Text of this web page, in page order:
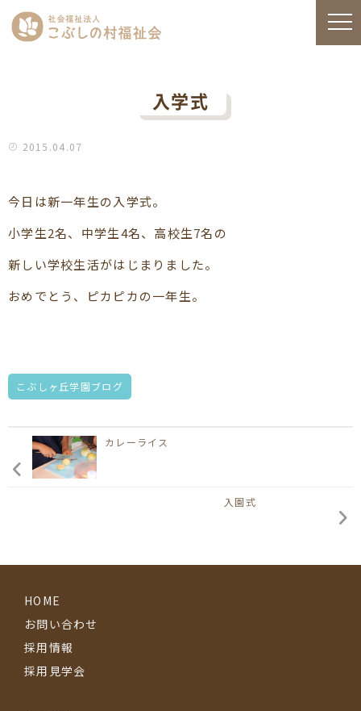
入学式
2015.04.07
今日は新一年生の入学式。
小学生2名、中学生4名、高校生7名の
新しい学校生活がはじまりました。
おめでとう、ピカピカの一年生。
こぶしヶ丘学園ブログ
カレーライス
入園式
HOME
お問い合わせ
採用情報
採用見学会